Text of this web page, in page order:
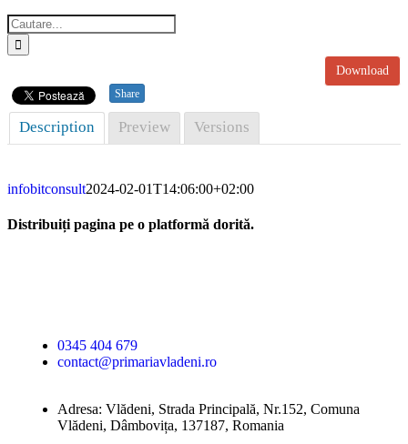
Cautare...
Download
Share
Description Preview Versions
infobitconsult2024-02-01T14:06:00+02:00
Distribuiți pagina pe o platformă dorită.
0345 404 679
contact@primariavladeni.ro
Adresa: Vlădeni, Strada Principală, Nr.152, Comuna
Vlădeni, Dâmbovița, 137187, Romania